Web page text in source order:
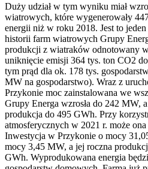
Duży udział w tym wyniku miał
wiatrowych, które wygenerowały
energii niż w roku 2018. Jest to
historii farm wiatrowych Grupy
produkcji z wiatraków odnotowany
uniknięcie emisji 364 tys. ton CO2
tym prąd dla ok. 178 tys.
MW na gospodarstwo). Wraz z
Przykonie moc zainstalowana we
Grupy Energa wzrosła do 242 MW, a
produkcja do 495 GWh. Przy
atmosferycznych w 2021 r. może
Inwestycja w Przykonie o mocy
mocy 3,45 MW, a jej roczna
GWh. Wyprodukowana energia